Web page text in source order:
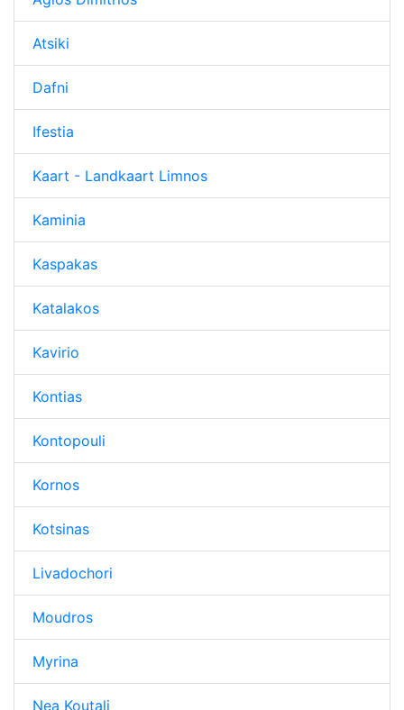
Atsiki
Dafni
Ifestia
Kaart - Landkaart Limnos
Kaminia
Kaspakas
Katalakos
Kavirio
Kontias
Kontopouli
Kornos
Kotsinas
Livadochori
Moudros
Myrina
Nea Koutali